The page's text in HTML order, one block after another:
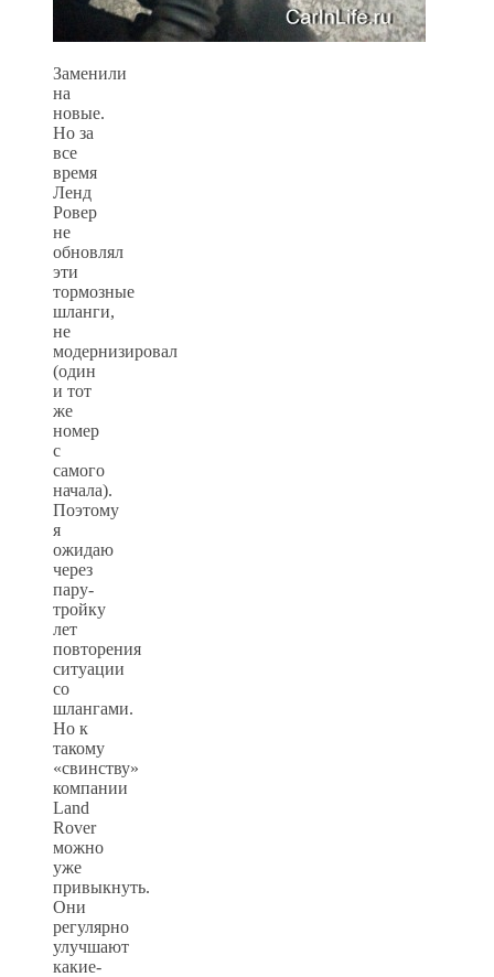
Заменили
на
новые.
Но за
все
время
Ленд
Ровер
не
обновлял
эти
тормозные
шланги,
не
модернизировал
(один
и тот
же
номер
с
самого
начала).
Поэтому
я
ожидаю
через
пару-
тройку
лет
повторения
ситуации
со
шлангами.
Но к
такому
«свинству»
компании
Land
Rover
можно
уже
привыкнуть.
Они
регулярно
улучшают
какие-